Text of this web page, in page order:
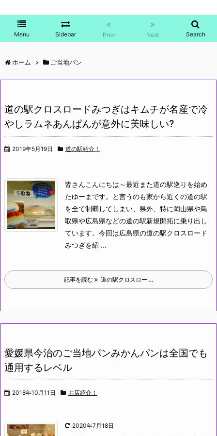
Menu Sidebar
«
Prev
»
Next Search
ホーム > ご当地パン
道の駅クロスロードみつぎはキムチが名産で冷
やしラムネあんぱんが意外に美味しい?
2019年5月19日 道の駅紹介！
皆さんこんにちは～最近また道の駅巡りを始め
たゆーまです。と言うのも家から近くの道の駅
を全て制覇してしまい、県外、特に岡山県や鳥
取県や広島県などの道の駅新規開拓に乗り出し
ています。 今回は広島県の道の駅クロスロード
みつぎを紹 ...
記事を読む 道の駅クロスロー ...
愛媛県今治のご当地パンみかんパンは全国でも
通用するレベル
2018年10月11日 お店紹介！
2020年7月18日